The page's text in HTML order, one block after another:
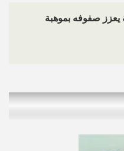
يعزز صفوفه بموهبة